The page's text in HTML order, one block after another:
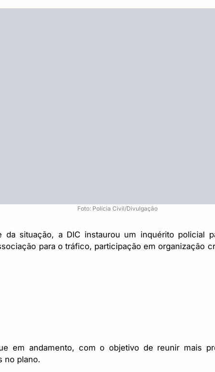
Foto: Polícia Civil/Divulgação
da situação, a DIC instaurou um inquérito policial
para o tráfico, participação em organização
em andamento, com o objetivo de reunir mais
no plano.